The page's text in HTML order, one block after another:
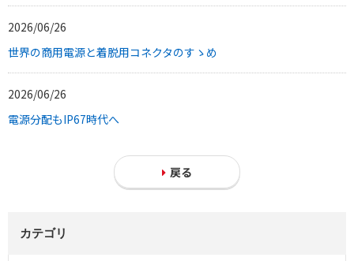
2026/06/26
世界の商用電源と着脱用コネクタのすゝめ
2026/06/26
電源分配もIP67時代へ
戻る
カテゴリ